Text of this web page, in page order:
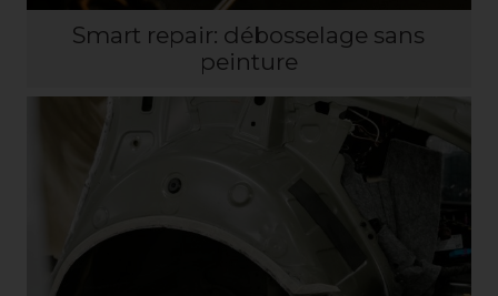
Smart repair: débosselage sans
peinture